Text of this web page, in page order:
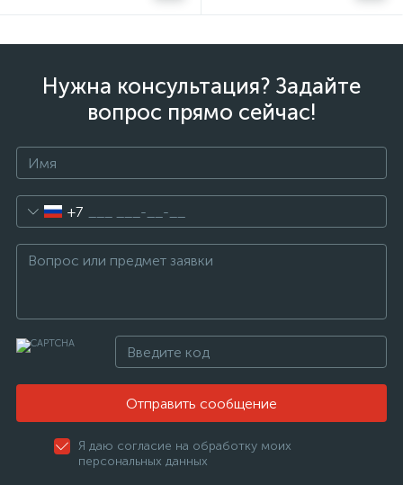
Нужна консультация? Задайте
вопрос прямо сейчас!
+7
Отправить сообщение
Я даю согласие на обработку моих
персональных данных